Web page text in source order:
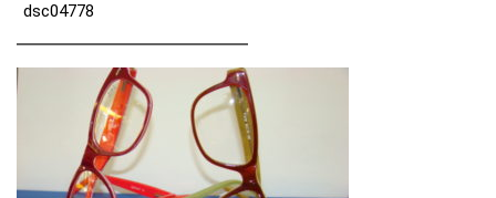
dsc04778